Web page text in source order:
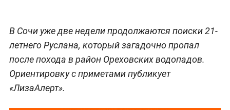
В Сочи уже две недели продолжаются поиски 21-
летнего Руслана, который загадочно пропал
после похода в район Ореховских водопадов.
Ориентировку с приметами публикует
«ЛизаАлерт».